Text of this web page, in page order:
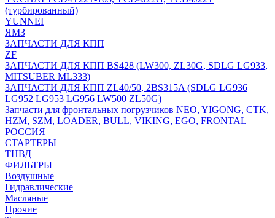
(турбированный)
YUNNEI
ЯМЗ
ЗАПЧАСТИ ДЛЯ КПП
ZF
ЗАПЧАСТИ ДЛЯ КПП BS428 (LW300, ZL30G, SDLG LG933,
MITSUBER ML333)
ЗАПЧАСТИ ДЛЯ КПП ZL40/50, 2BS315A (SDLG LG936
LG952 LG953 LG956 LW500 ZL50G)
Запчасти для фронтальных погрузчиков NEO, YIGONG, CTK,
HZM, SZM, LOADER, BULL, VIKING, EGO, FRONTAL
РОССИЯ
СТАРТЕРЫ
ТНВД
ФИЛЬТРЫ
Воздушные
Гидравлические
Масляные
Прочие